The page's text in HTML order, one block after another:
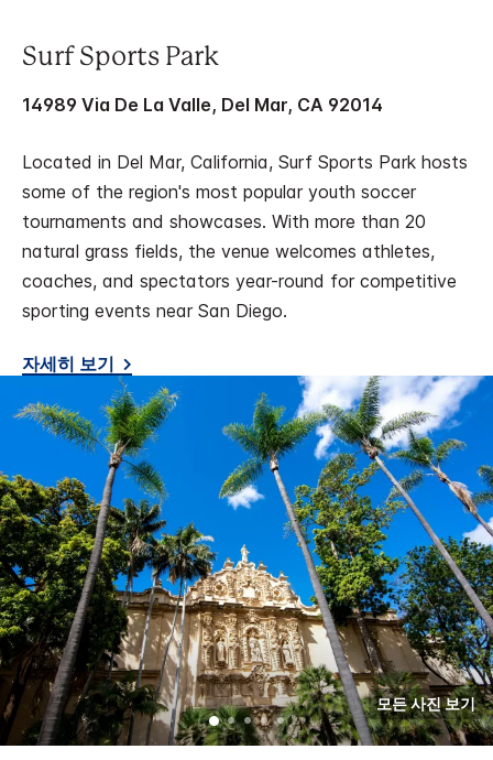
Surf Sports Park
14989 Via De La Valle, Del Mar, CA 92014
Located in Del Mar, California, Surf Sports Park hosts
some of the region's most popular youth soccer
tournaments and showcases. With more than 20
natural grass fields, the venue welcomes athletes,
coaches, and spectators year-round for competitive
sporting events near San Diego.
자세히 보기
모든 사진 보기